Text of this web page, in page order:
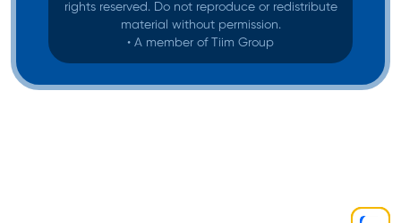
rights reserved. Do not reproduce or redistribute
material without permission.
• A member of Tiim Group